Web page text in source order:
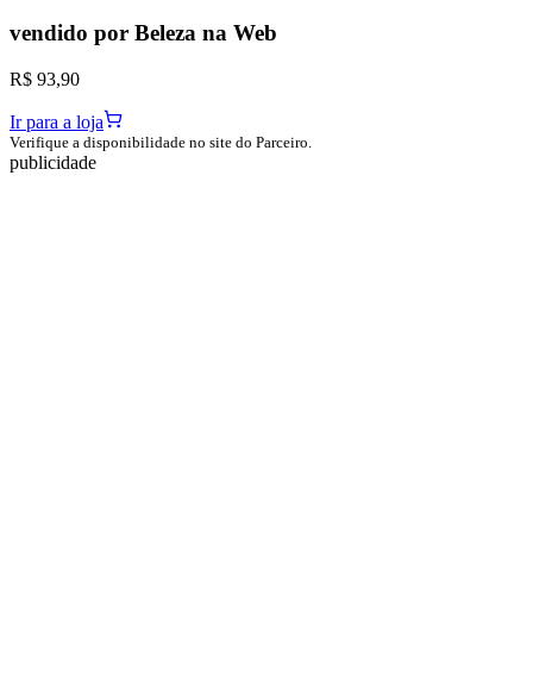
vendido por Beleza na Web
R$ 93,90
Ir para a loja
Verifique a disponibilidade no site do Parceiro.
publicidade